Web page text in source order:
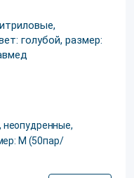
неопудренные,
M (50пар/